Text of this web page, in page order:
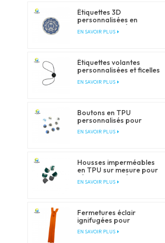
Étiquettes 3D
personnalisées en
silicone pour vêtements
et accessoires
EN SAVOIR PLUS
Étiquettes volantes
personnalisées et ficelles
l'emballage de vêtements
EN SAVOIR PLUS
Boutons en TPU
personnalisés pour
plein air
EN SAVOIR PLUS
Housses imperméables
en TPU sur mesure pour
vêtements et vêtements
d'extérieur
EN SAVOIR PLUS
Fermetures éclair
ignifugées pour
vêtements de travail et
de sécurité
EN SAVOIR PLUS